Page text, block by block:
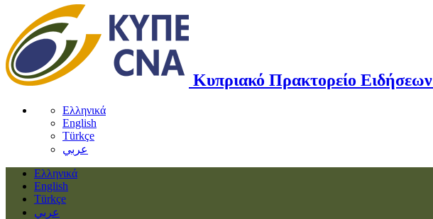
Κυπριακό Πρακτορείο Ειδήσεων
Ελληνικά
English
Türkçe
عربي
Ελληνικά
English
Türkçe
عربي